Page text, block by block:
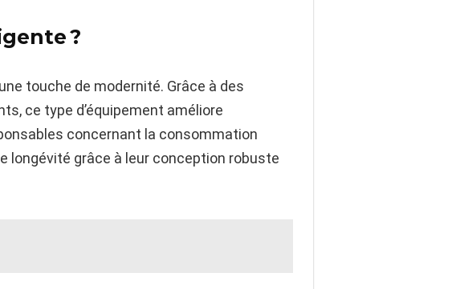
?
touche de modernité. Grâce à des
ce type d’équipement améliore
concernant la consommation
longévité grâce à leur conception robuste